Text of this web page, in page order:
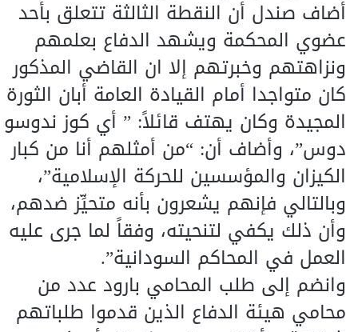
أضاف صندل أن النقطة الثالثة تتعلق بأحد
عضوي المحكمة ويشهد الدفاع بعلمهم
ونزاهتهم وخبرتهم إلا ان القاضي المذكور
كان متواجدا أمام القيادة العامة أبان الثورة
المجيدة وكان يهتف قائلاً: ” أي كوز ندوسو
دوس”، وأضاف أن: “من أمثلهم أنا من كبار
الكيزان والمؤسسين للحركة الإسلامية”،
وبالتالي فإنهم يشعرون بأنه متحيِّز ضدهم،
وأن ذلك يكفي لتنحيته، وفقاً لما جرى عليه
العمل في المحاكم السودانية”.
وانضم إلى طلب المحامي بارود عدد من
محامي هيئة الدفاع الذين قدموا طلباتهم